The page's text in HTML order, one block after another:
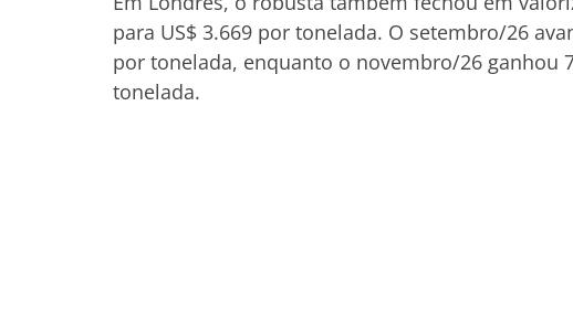
para US$ 3.669 por tonelada. O setembro/26
por tonelada, enquanto o novembro/26 ganhou
tonelada.